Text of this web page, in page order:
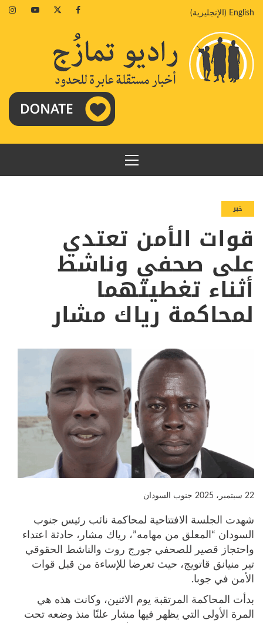
إلىEnglish
( الإنجليزية)
Facebook
Twitter
Youtube
القائمة
الرئيسية
خبر
قوات الأمن تعتدي
على صحفي وناشط
أثناء تغطيتهما
لمحاكمة رياك مشار
22 سبتمبر، 2025 جنوب السودان
شهدت الجلسة الافتتاحية لمحاكمة نائب رئيس جنوب
السودان “المعلق من مهامه”، رياك مشار، حادثة اعتداء
واحتجاز قصير للصحفي جورج روت والناشط الحقوقي
تير منيانق قاتويج، حيث تعرضا للإساءة من قبل قوات
الأمن في جوبا.
بدأت المحاكمة المرتقبة يوم الاثنين، وكانت هذه هي
المرة الأولى التي يظهر فيها مشار علنًا منذ وضعه تحت